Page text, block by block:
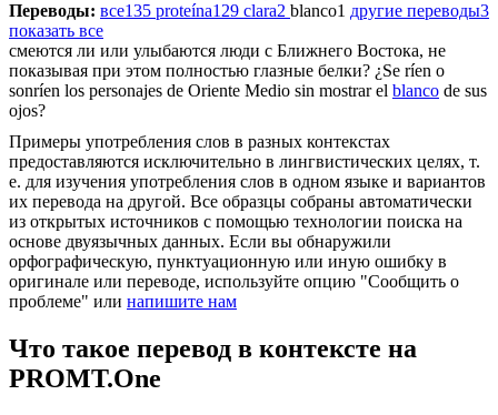
Переводы: все135 proteína129 clara2 blanco1 другие переводы3
показать все
смеются ли или улыбаются люди с Ближнего Востока, не
показывая при этом полностью глазные белки? ¿Se ríen o
sonríen los personajes de Oriente Medio sin mostrar el blanco de sus
ojos?
Примеры употребления слов в разных контекстах
предоставляются исключительно в лингвистических целях, т.
е. для изучения употребления слов в одном языке и вариантов
их перевода на другой. Все образцы собраны автоматически
из открытых источников с помощью технологии поиска на
основе двуязычных данных. Если вы обнаружили
орфографическую, пунктуационную или иную ошибку в
оригинале или переводе, используйте опцию "Сообщить о
проблеме" или напишите нам
Что такое перевод в контексте на
PROMT.One